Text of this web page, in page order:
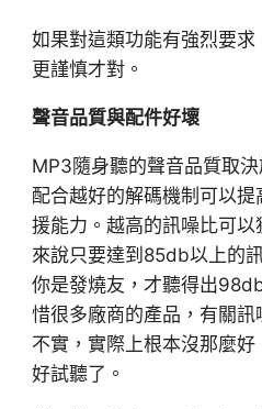
如果對這類功能有強烈要
更謹慎才對。
聲音品質與配件好壞
MP3隨身聽的聲音品質取
配合越好的解碼機制可以
援能力。越高的訊噪比可
來說只要達到85db以上的
你是發燒友，才聽得出
惜很多廠商的產品，有關
不實，實際上根本沒那麼
好試聽了。